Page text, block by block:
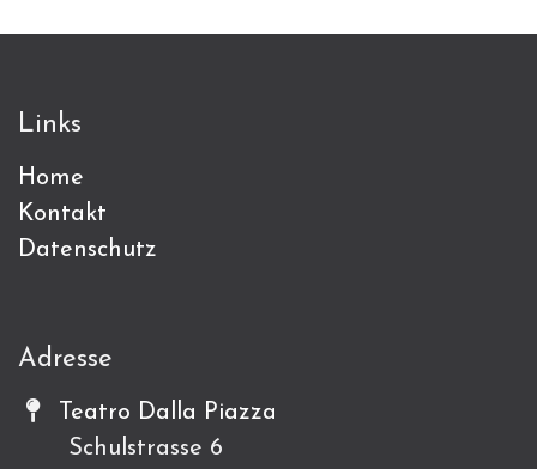
Links
Home
Kontakt
Datenschutz
Adresse
Teatro Dalla Piazza
Schulstrasse 6